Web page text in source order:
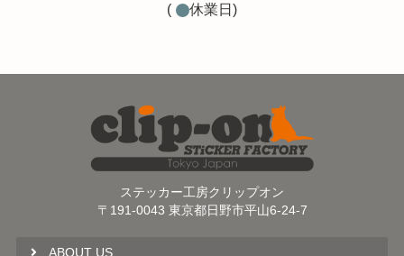
( 休業日)
ステッカー工房クリップオン
〒191-0043 東京都日野市平山6-24-7
ABOUT US